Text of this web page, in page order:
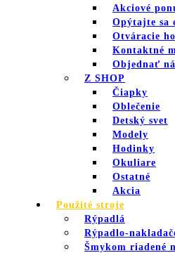
Akciové
Opýtajte sa
Otváracie
Kontaktné
Objednať
Z SHOP
Čiapky
Oblečenie
Detský svet
Modely
Hodinky
Okuliare
Ostatné
Akcia
Použité stroje
Rýpadlá
Rýpadlo-
Šmykom riadené